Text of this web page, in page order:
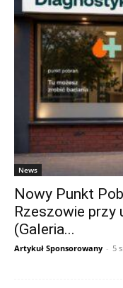
News
Nowy Punkt
Rzeszowie przy
(Galeria...
Artykuł Sponsorowany - 5